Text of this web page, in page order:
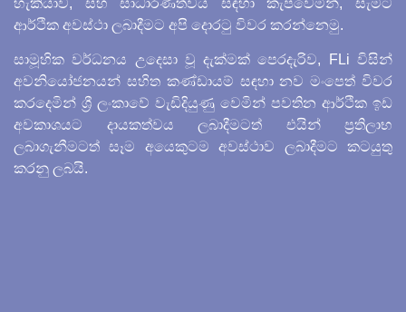
ආර්ථික අවස්ථා ලබාදීමට අපි දොරටු විවර කරන්නෙමු.
සාමූහික වර්ධනය උදෙසා වූ දැක්මක් පෙරදැරිව, FLi විසින්
අවනියෝජනයන් සහිත කණ්ඩායම් සඳහා නව මංපෙත් විවර
කරදෙමින් ශ්‍රී ලංකාවේ වැඩිදියුණු වෙමින් පවතින ආර්ථික ඉඩ
අවකාශයට දායකත්වය ලබාදීමටත් එයින් ප්‍රතිලාභ
ලබාගැනීමටත් සෑම අයෙකුටම අවස්ථාව ලබාදීමට කටයුතු
කරනු ලබයි.